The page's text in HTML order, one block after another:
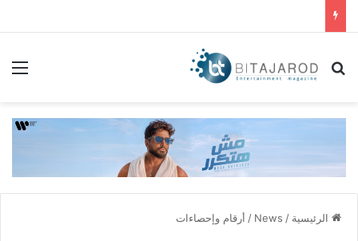
بحث عن
الرئيسية /
News
/ أرقام وإحصاءات